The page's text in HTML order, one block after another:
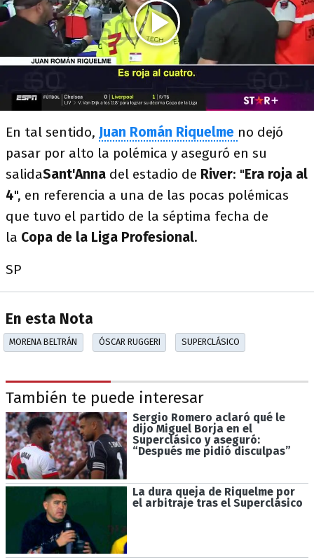
En tal sentido, Juan Román Riquelme no dejó
pasar por alto la polémica y aseguró en su
salidaSant'Anna del estadio de River: "Era roja al
4", en referencia a una de las pocas polémicas
que tuvo el partido de la séptima fecha de
la Copa de la Liga Profesional.
SP
En esta Nota
MORENA BELTRÁN ÓSCAR RUGGERI SUPERCLÁSICO
También te puede interesar
Sergio Romero aclaró qué le
dijo Miguel Borja en el
Superclásico y aseguró:
“Después me pidió disculpas”
La dura queja de Riquelme por
el arbitraje tras el Superclásico